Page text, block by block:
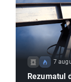
7
Rezumatul